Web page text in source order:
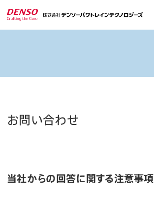
お問い合わせ
当社からの回答に関する注意事項